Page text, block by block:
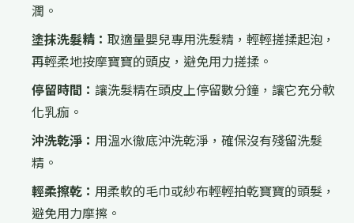
潤。
塗抹洗髮精： 取適量嬰兒專用洗髮精，輕輕搓揉起泡，
再輕柔地按摩寶寶的頭皮，避免用力搓揉。
停留時間： 讓洗髮精在頭皮上停留數分鐘，讓它充分軟
化乳痂。
沖洗乾淨： 用溫水徹底沖洗乾淨，確保沒有殘留洗髮
精。
輕柔擦乾： 用柔軟的毛巾或紗布輕輕拍乾寶寶的頭髮，
避免用力摩擦。